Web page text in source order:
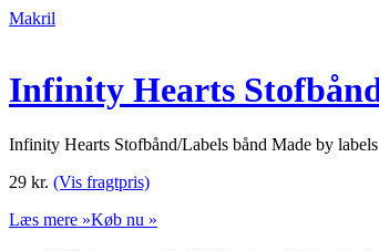
Makril
Infinity Hearts
Infinity Hearts Stofbånd/Labels bånd Made by
29 kr. (Vis fragtpris)
Læs mere »Køb nu »